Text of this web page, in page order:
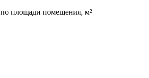
по площади помещения, м²